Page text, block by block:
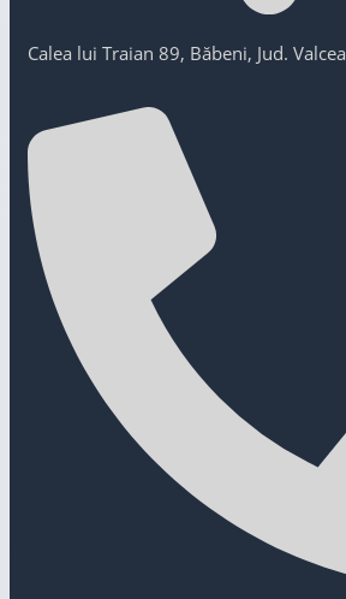
Calea lui Traian 89, Băbeni, Jud. Valcea